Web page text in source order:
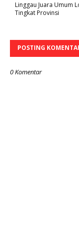
Linggau Juara Umum
Tingkat Provinsi
POSTING
0 Komentar